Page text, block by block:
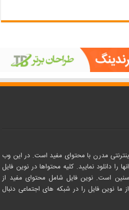
مدرن با محتوای مفید است. در این وب
را دانلود نمایید. کلیه محتواها در نوین فایل
است. نوین فایل شامل محتوای مفید از
نوین فایل را در شبکه های اجتماعی دنبال